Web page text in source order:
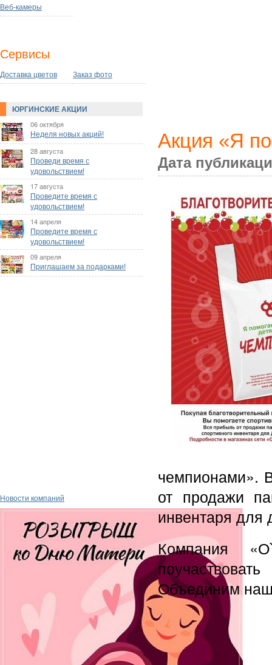
Веб-камеры
Сервисы
Доставка цветов Заказ фото
ЮРГИНСКИЕ АКЦИИ
06 октября
Неделя новых акций!
28 августа
Проведи время с
удовольствием!
17 августа
Проведите время с
удовольствием!
14 апреля
Проведите время с
удовольствием!
09 апреля
Приглашаем за подарками!
Новости компаний
Акция «Я
Дата
чемпионами».
от продажи
инвентаря для
Компания
Объединим